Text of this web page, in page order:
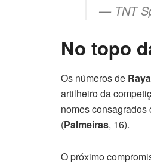
— TNT
No topo
Os números de
artilheiro da
nomes consagrados
(Palmeiras, 16).
O próximo